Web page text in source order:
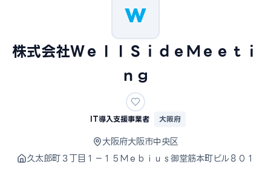
W
株式会社ＷｅｌｌＳｉｄｅＭｅｅｔｉ
ｎｇ
IT導入支援事業者 大阪府
大阪府大阪市中央区
久太郎町３丁目１－１５Ｍｅｂｉｕｓ御堂筋本町ビル８０１